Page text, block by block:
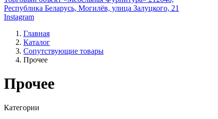
Республика Беларусь, Могилёв, улица Залуцкого, 21
Instagram
Главная
Каталог
Сопутствующие товары
Прочее
Прочее
Категории